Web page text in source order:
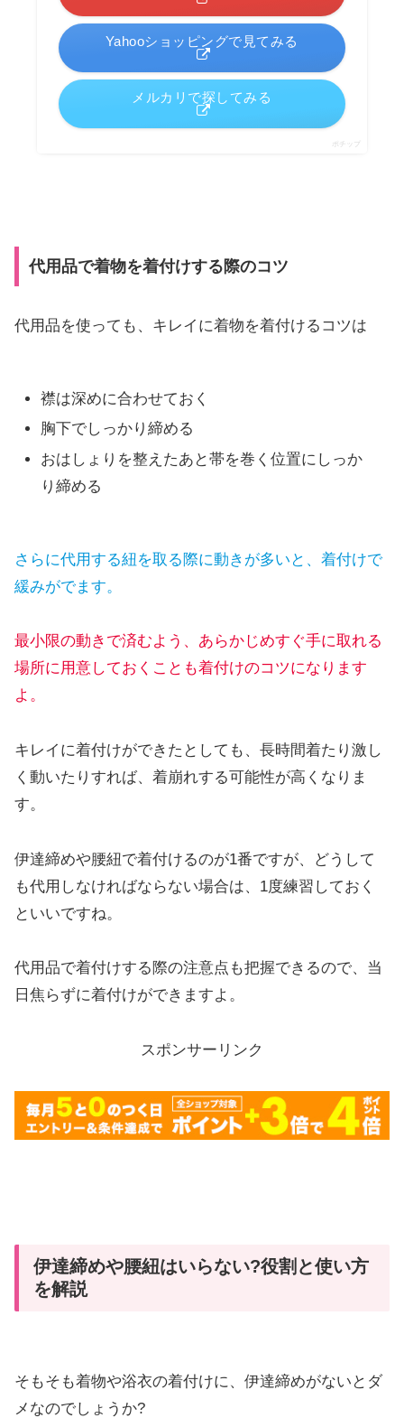
Yahooショッピングで見てみる
メルカリで探してみる
ポチップ
代用品で着物を着付けする際のコツ
代用品を使っても、キレイに着物を着付けるコツは
襟は深めに合わせておく
胸下でしっかり締める
おはしょりを整えたあと帯を巻く位置にしっか
り締める
さらに代用する紐を取る際に動きが多いと、着付けで
緩みがでます。
最小限の動きで済むよう、あらかじめすぐ手に取れる
場所に用意しておくことも着付けのコツになります
よ。
キレイに着付けができたとしても、長時間着たり激し
く動いたりすれば、着崩れする可能性が高くなりま
す。
伊達締めや腰紐で着付けるのが1番ですが、どうして
も代用しなければならない場合は、1度練習しておく
といいですね。
代用品で着付けする際の注意点も把握できるので、当
日焦らずに着付けができますよ。
スポンサーリンク
伊達締めや腰紐はいらない?役割と使い方
を解説
そもそも着物や浴衣の着付けに、伊達締めがないとダ
メなのでしょうか?